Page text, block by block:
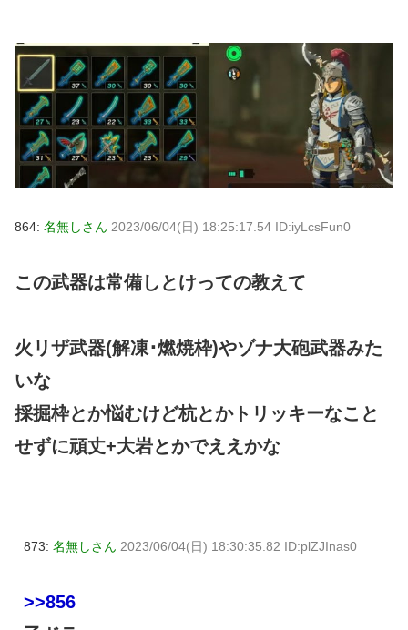
864: 名無しさん 2023/06/04(日) 18:25:17.54 ID:iyLcsFun0
この武器は常備しとけっての教えて
火リザ武器(解凍･燃焼枠)やゾナ大砲武器みた
いな
採掘枠とか悩むけど杭とかトリッキーなこと
せずに頑丈+大岩とかでええかな
873: 名無しさん 2023/06/04(日) 18:30:35.82 ID:plZJInas0
>>856